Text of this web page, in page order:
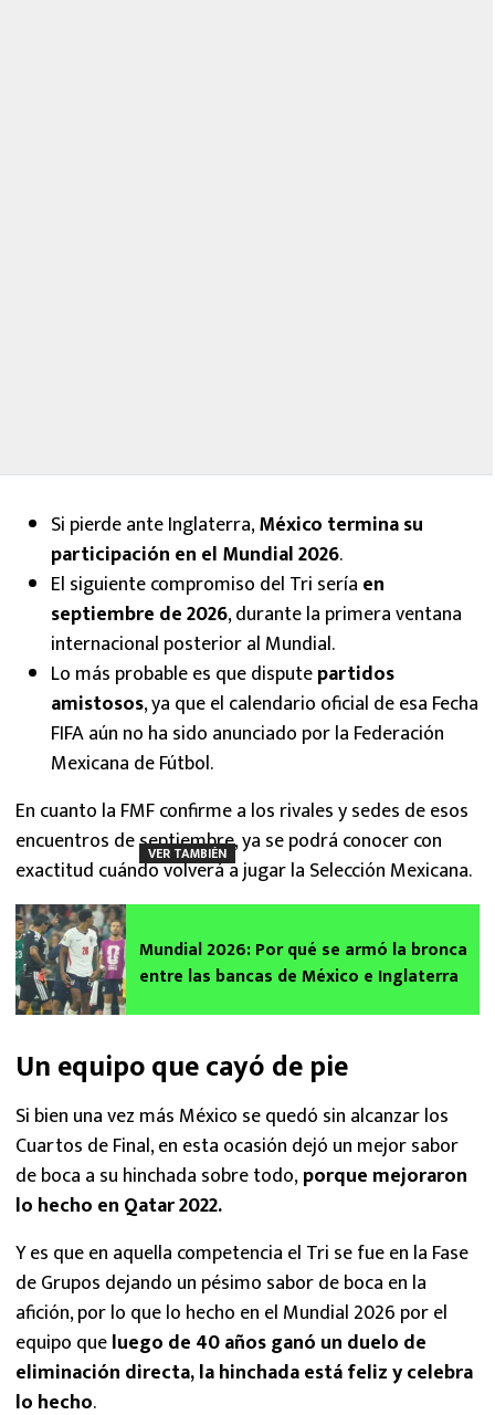
Si pierde ante Inglaterra,México termina su
participación en el Mundial 2026.
El siguiente compromiso del Tri sería en
septiembre de 2026, durante la primera ventana
internacional posterior al Mundial.
Lo más probable es que disputepartidos
amistosos, ya que el calendario oficial de esa Fecha
FIFA aún no ha sido anunciado por la Federación
Mexicana de Fútbol.
En cuanto la FMF confirme a los rivales y sedes de esos
encuentros de septiembre, ya se podrá conocer con
exactitud cuándo volverá a jugar la Selección Mexicana.
VER TAMBIÉN
Mundial 2026: Por qué se armó la bronca
entre las bancas de México e Inglaterra
Un equipo que cayó de pie
Si bien una vez más México se quedó sin alcanzar los
Cuartos de Final, en esta ocasión dejó un mejor sabor
de boca a su hinchada sobre todo,porque mejoraron
lo hecho en Qatar 2022.
Y es que en aquella competencia el Tri se fue en la Fase
de Grupos dejando un pésimo sabor de boca en la
afición, por lo que lo hecho en el Mundial 2026 por el
equipo queluego de 40 años ganó un duelo de
eliminación directa, la hinchada está feliz y celebra
lo hecho.